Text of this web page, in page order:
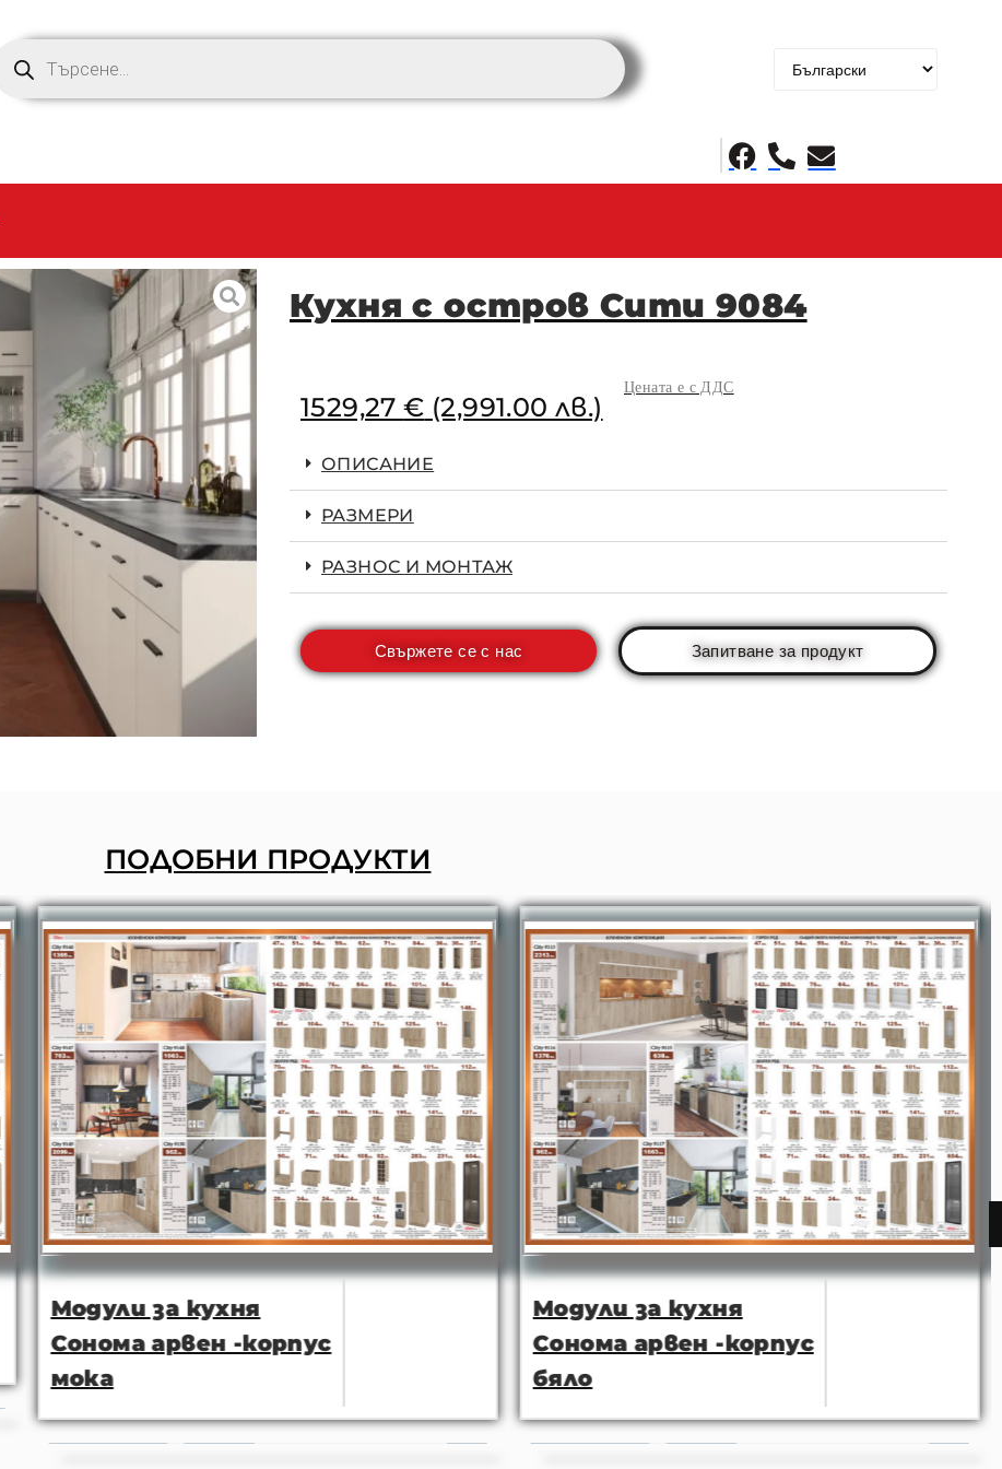
Кухня с остров Сити 9084
1529,27€ (2,991.00 лв.)
Цената е с ДДС
ОПИСАНИЕ
РАЗМЕРИ
РАЗНОС И МОНТАЖ
Свържете се с нас Запитване за продукт
ПОДОБНИ ПРОДУКТИ
Модули за кухня
Сонома арвен -корпус
мока
Модули за кухня
Сонома арвен -корпус
бяло